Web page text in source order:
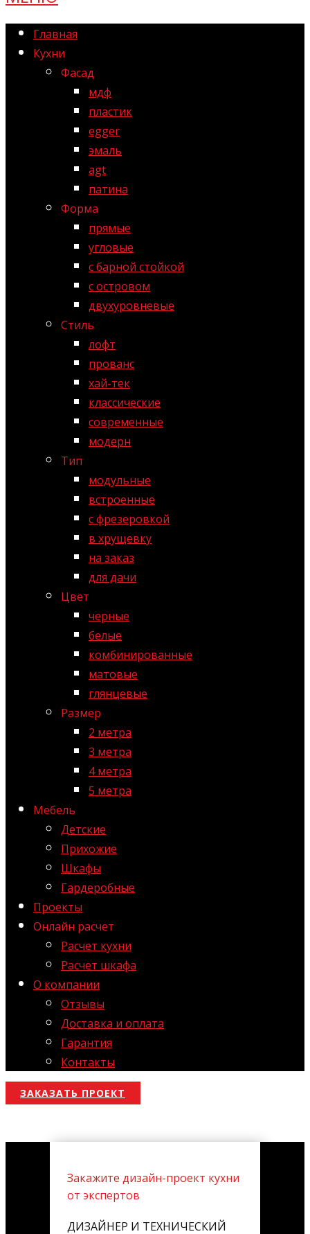
Главная
Кухни
Фасад
мдф
пластик
egger
эмаль
agt
патина
Форма
прямые
угловые
с барной стойкой
с островом
двухуровневые
Стиль
лофт
прованс
хай-тек
классические
современные
модерн
Тип
модульные
встроенные
с фрезеровкой
в хрущевку
на заказ
для дачи
Цвет
черные
белые
комбинированные
матовые
глянцевые
Размер
2 метра
3 метра
4 метра
5 метра
Мебель
Детские
Прихожие
Шкафы
Гардеробные
Проекты
Онлайн расчет
Расчет кухни
Расчет шкафа
О компании
Отзывы
Доставка и оплата
Гарантия
Контакты
ЗАКАЗАТЬ ПРОЕКТ
Закажите дизайн-проект кухни
от экспертов
ДИЗАЙНЕР И ТЕХНИЧЕСКИЙ